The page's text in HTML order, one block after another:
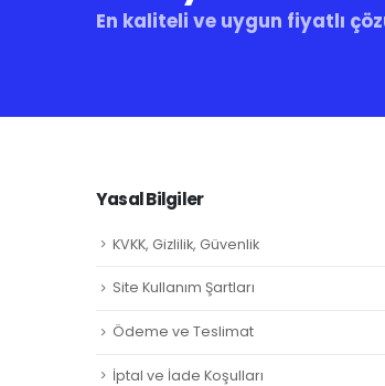
En kaliteli ve uygun fiyatlı
Yasal Bilgiler
KVKK, Gizlilik, Güvenlik
Site Kullanım Şartları
Ödeme ve Teslimat
İptal ve İade Koşulları